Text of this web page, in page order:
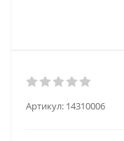
Артикул: 14310006